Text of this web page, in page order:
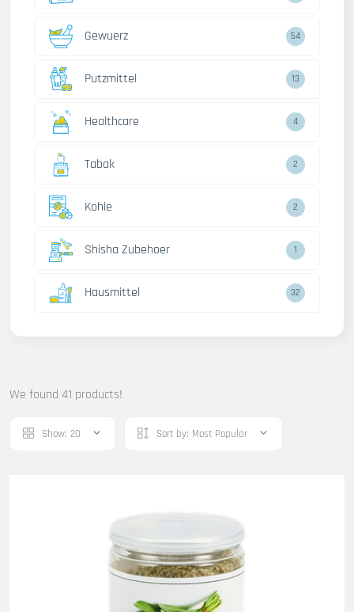
Gewuerz 54
Putzmittel 13
Healthcare 4
Tabak 2
Kohle 2
Shisha Zubehoer 1
Hausmittel 32
We found 41 products!
Show: 20 Sort by: Most Popular